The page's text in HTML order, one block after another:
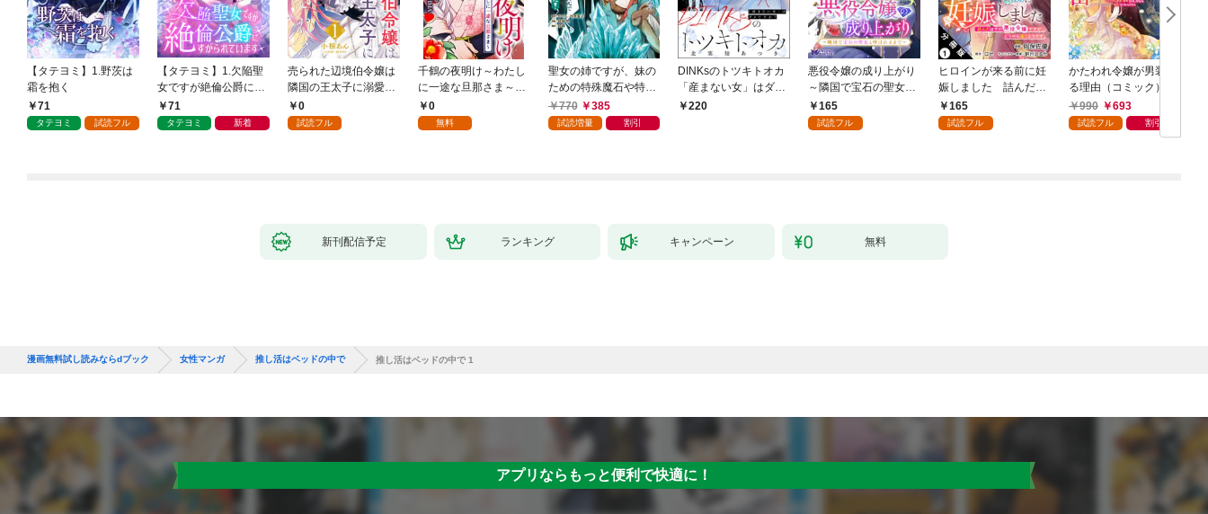
【タテヨミ】1.野茨は
霜を抱く
71
タテヨミ 試読フル
【タテヨミ】1.欠陥聖
女ですが絶倫公爵にす
がられています
71
タテヨミ 新着
売られた辺境伯令嬢は
隣国の王太子に溺愛さ
れる 1
0
試読フル
千鶴の夜明け～わたし
に一途な旦那さま～
【分冊版】 1話「北条
家の生贄（１）」
0
無料
聖女の姉ですが、妹の
ための特殊魔石や特殊
薬草の採取をやめた
ら、隣国の魔術師様の
770 385
試読増量 割引
DINKsのトツキトオカ
「産まない女」はダメ
ですか？（分冊版）
220
悪役令嬢の成り上がり
～隣国で宝石の聖女と
呼ばれるまで～（コミ
ック） 分冊版 1
165
試読フル
ヒロインが来る前に妊
娠しました 詰んだは
ずの悪役令嬢ですが、
どうやら違うようです
165
試読フル
かたわれ令嬢が男装す
る理由（コミック） 1
990
693
試読フル 割引
新刊配信予定 ランキング キャンペーン 無料
漫画無料試し読みならdブック 女性マンガ 推し活はベッドの中で 推し活はベッドの中で 1
アプリならもっと便利で快適に！